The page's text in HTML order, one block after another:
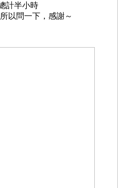
計半小時
以問一下，感謝～